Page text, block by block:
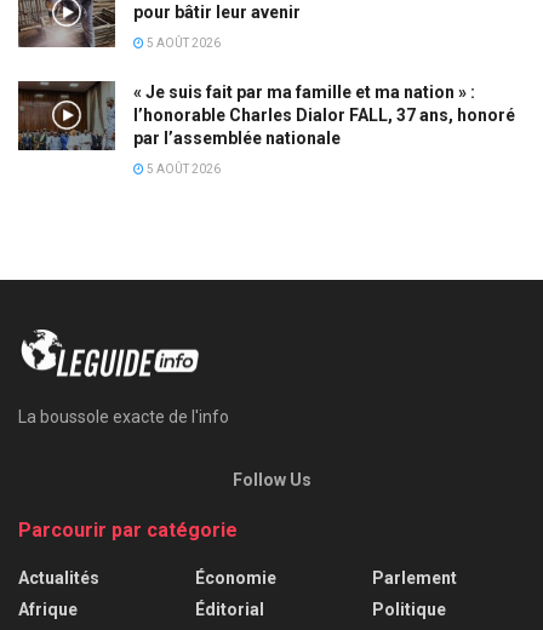
pour bâtir leur avenir
5 AOÛT 2026
« Je suis fait par ma famille et ma nation » :
l’honorable Charles Dialor FALL, 37 ans, honoré
par l’assemblée nationale
5 AOÛT 2026
La boussole exacte de l'info
Follow Us
Parcourir par catégorie
Actualités
Afrique
Économie
Éditorial
Parlement
Politique